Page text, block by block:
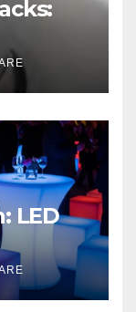
LED